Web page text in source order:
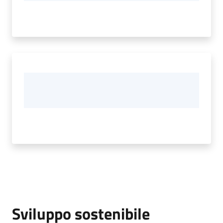
Sviluppo sostenibile